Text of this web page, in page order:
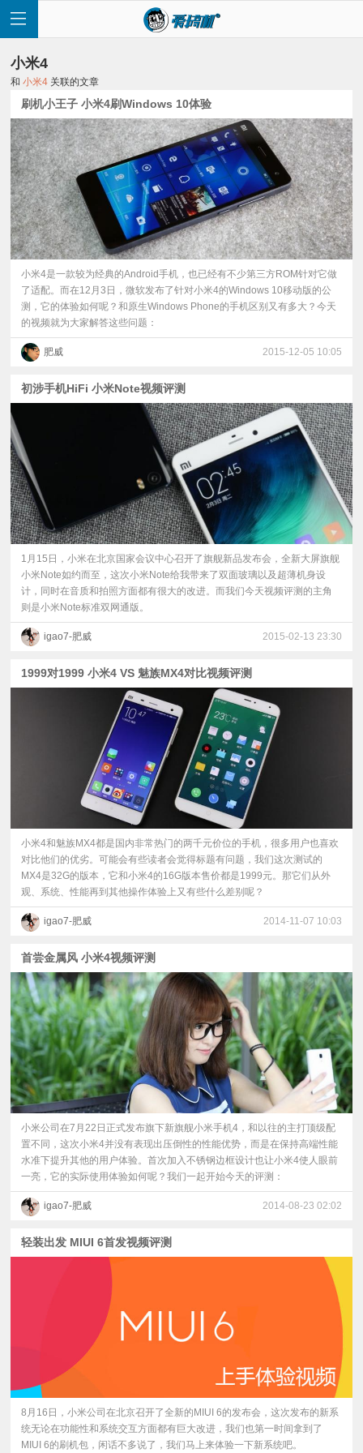
首
页
快
评
测
视
频
科
普
验
专
题
小米4
和小米4 关联的文章
刷机小王子 小米4刷Windows 10体验
小米4是一款较为经典的Android手机，也已经有不少第三方ROM针对它做
了适配。而在12月3日，微软发布了针对小米4的Windows 10移动版的公
测，它的体验如何呢？和原生Windows Phone的手机区别又有多大？今天
的视频就为大家解答这些问题：
肥威 2015-12-05 10:05
初涉手机HiFi 小米Note视频评测
1月15日，小米在北京国家会议中心召开了旗舰新品发布会，全新大屏旗舰
小米Note如约而至，这次小米Note给我带来了双面玻璃以及超薄机身设
计，同时在音质和拍照方面都有很大的改进。而我们今天视频评测的主角
则是小米Note标准双网通版。
igao7-肥威 2015-02-13 23:30
1999对1999 小米4 VS 魅族MX4对比视频评测
​小米4和魅族MX4都是国内非常热门的两千元价位的手机，很多用户也喜欢
对比他们的优劣。可能会有些读者会觉得标题有问题，我们这次测试的
MX4是32G的版本，它和小米4的16G版本售价都是1999元。那它们从外
观、系统、性能再到其他操作体验上又有些什么差别呢？
igao7-肥威 2014-11-07 10:03
首尝金属风 小米4视频评测
小米公司在7月22日正式发布旗下新旗舰小米手机4，和以往的主打顶级配
置不同，这次小米4并没有表现出压倒性的性能优势，而是在保持高端性能
水准下提升其他的用户体验。首次加入不锈钢边框设计也让小米4使人眼前
一亮，它的实际使用体验如何呢？我们一起开始今天的评测：
igao7-肥威 2014-08-23 02:02
轻装出发 MIUI 6首发视频评测
8月16日，小米公司在北京召开了全新的MIUI 6的发布会，这次发布的新系
统无论在功能性和系统交互方面都有巨大改进，我们也第一时间拿到了
MIUI 6的刷机包，闲话不多说了，我们马上来体验一下新系统吧。